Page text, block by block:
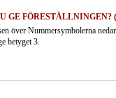
GE FÖRESTÄLLNINGEN?
över Nummersymbolerna
betyget 3.